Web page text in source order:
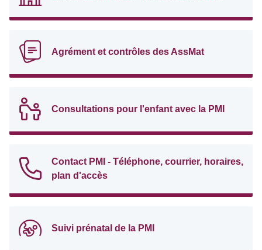
Agrément et contrôles des AssMat
Consultations pour l'enfant avec la PMI
Contact PMI - Téléphone, courrier, horaires,
plan d'accès
Suivi prénatal de la PMI